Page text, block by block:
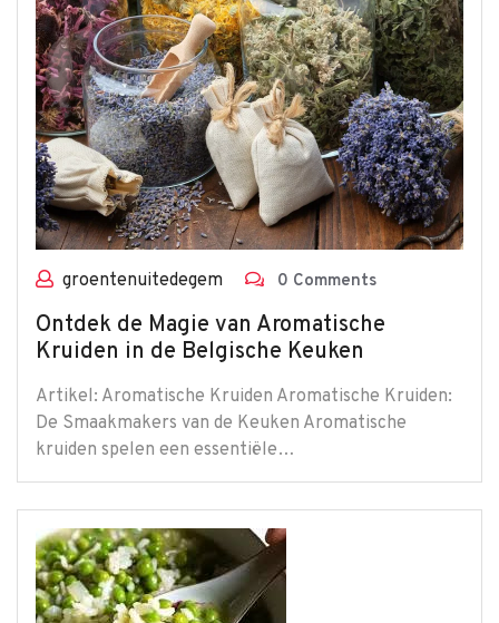
groentenuitedegem 0 Comments
Ontdek de Magie van Aromatische
Kruiden in de Belgische Keuken
Artikel: Aromatische Kruiden Aromatische Kruiden:
De Smaakmakers van de Keuken Aromatische
kruiden spelen een essentiële…